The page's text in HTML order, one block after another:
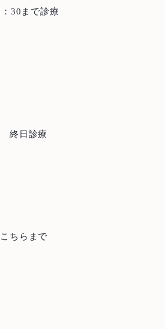
30まで診療
終日診療
ちらまで